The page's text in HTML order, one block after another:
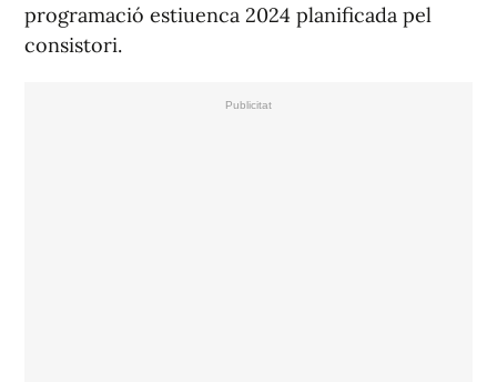
programació estiuenca 2024 planificada pel
consistori.